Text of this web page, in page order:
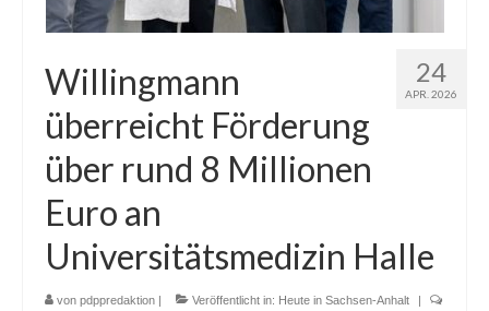
24
APR. 2026
Willingmann
überreicht Förderung
über rund 8 Millionen
Euro an
Universitätsmedizin Halle
von pdppredaktion | Veröffentlicht in: Heute in Sachsen-Anhalt
|